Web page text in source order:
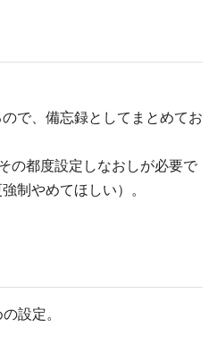
で、備忘録としてまとめてお
の都度設定しなおしが必要で
制やめてほしい）。
設定。